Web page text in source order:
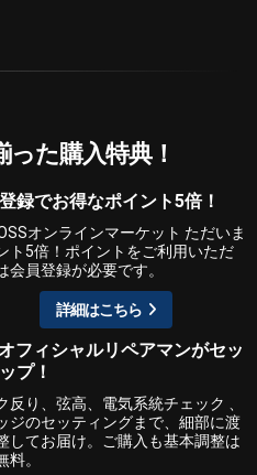
た購入特典！
録でお得なポイント5倍！
オンラインマーケット ただいま
ト5倍！ポイントをご利用いただ
会員登録が必要です。
詳細はこちら
フィシャルリペアマンがセッ
プ！
反り、弦高、電気系統チェック 、
ジのセッティングまで、細部に渡
してお届け。ご購入も基本調整は
料。